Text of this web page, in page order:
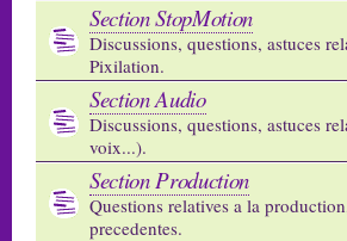
Section StopMotion
Discussions, questions, astuces
Pixilation.
Section Audio
Discussions, questions, astuces
voix...).
Section Production
Questions relatives a la
precedentes.